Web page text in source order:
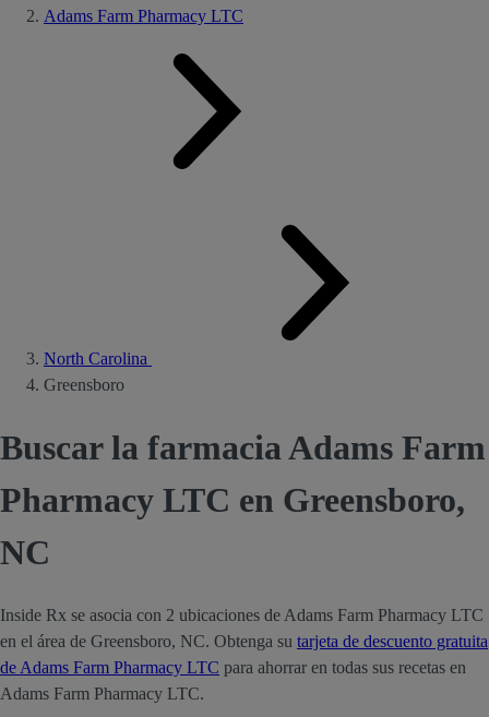
Adams Farm Pharmacy LTC
North Carolina
Greensboro
Buscar la farmacia Adams Farm
Pharmacy LTC en Greensboro,
NC
Inside Rx se asocia con 2 ubicaciones de Adams Farm Pharmacy LTC
en el área de Greensboro, NC. Obtenga su tarjeta de descuento gratuita
de Adams Farm Pharmacy LTC para ahorrar en todas sus recetas en
Adams Farm Pharmacy LTC.